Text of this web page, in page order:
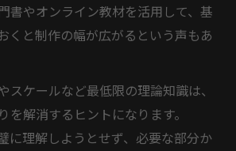
書やオンライン教材を活用して、基
くと制作の幅が広がるという声もあ
スケールなど最低限の理論知識は、
を解消するヒントになります。
に理解しようとせず、必要な部分か